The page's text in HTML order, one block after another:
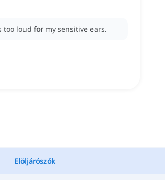
too loud for my sensitive ears.
Elöljárószók